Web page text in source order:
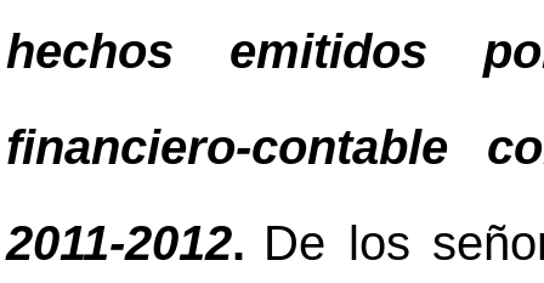
hechos emitidos
financiero-contable
2011-2012. De los